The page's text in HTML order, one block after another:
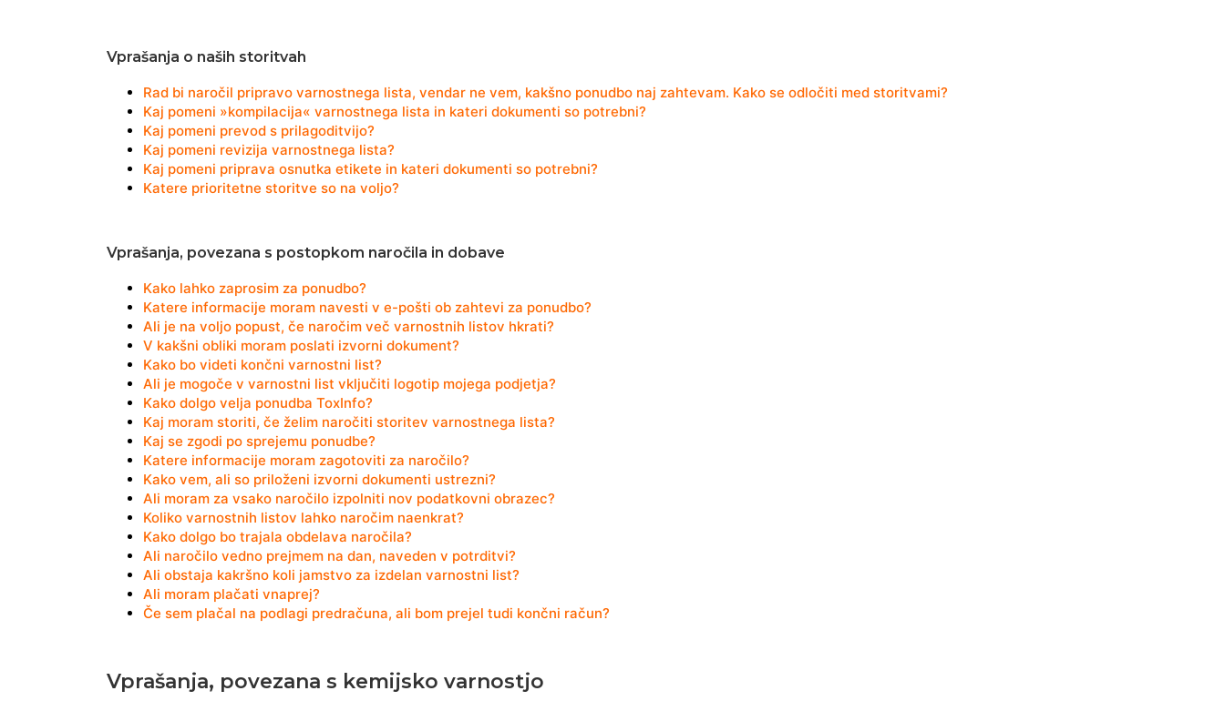
Vprašanja o naših storitvah
Rad bi naročil pripravo varnostnega lista, vendar ne vem, kakšno ponudbo naj zahtevam. Kako se odločiti med storitvami?
Kaj pomeni »kompilacija« varnostnega lista in kateri dokumenti so potrebni?
Kaj pomeni prevod s prilagoditvijo?
Kaj pomeni revizija varnostnega lista?
Kaj pomeni priprava osnutka etikete in kateri dokumenti so potrebni?
Katere prioritetne storitve so na voljo?
Vprašanja, povezana s postopkom naročila in dobave
Kako lahko zaprosim za ponudbo?
Katere informacije moram navesti v e-pošti ob zahtevi za ponudbo?
Ali je na voljo popust, če naročim več varnostnih listov hkrati?
V kakšni obliki moram poslati izvorni dokument?
Kako bo videti končni varnostni list?
Ali je mogoče v varnostni list vključiti logotip mojega podjetja?
Kako dolgo velja ponudba ToxInfo?
Kaj moram storiti, če želim naročiti storitev varnostnega lista?
Kaj se zgodi po sprejemu ponudbe?
Katere informacije moram zagotoviti za naročilo?
Kako vem, ali so priloženi izvorni dokumenti ustrezni?
Ali moram za vsako naročilo izpolniti nov podatkovni obrazec?
Koliko varnostnih listov lahko naročim naenkrat?
Kako dolgo bo trajala obdelava naročila?
Ali naročilo vedno prejmem na dan, naveden v potrditvi?
Ali obstaja kakršno koli jamstvo za izdelan varnostni list?
Ali moram plačati vnaprej?
Če sem plačal na podlagi predračuna, ali bom prejel tudi končni račun?
Vprašanja, povezana s kemijsko varnostjo